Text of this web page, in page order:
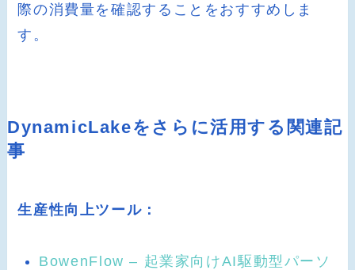
際の消費量を確認することをおすすめしま
す。
DynamicLakeをさらに活用する関連記
事
生産性向上ツール：
BowenFlow – 起業家向けAI駆動型パーソ